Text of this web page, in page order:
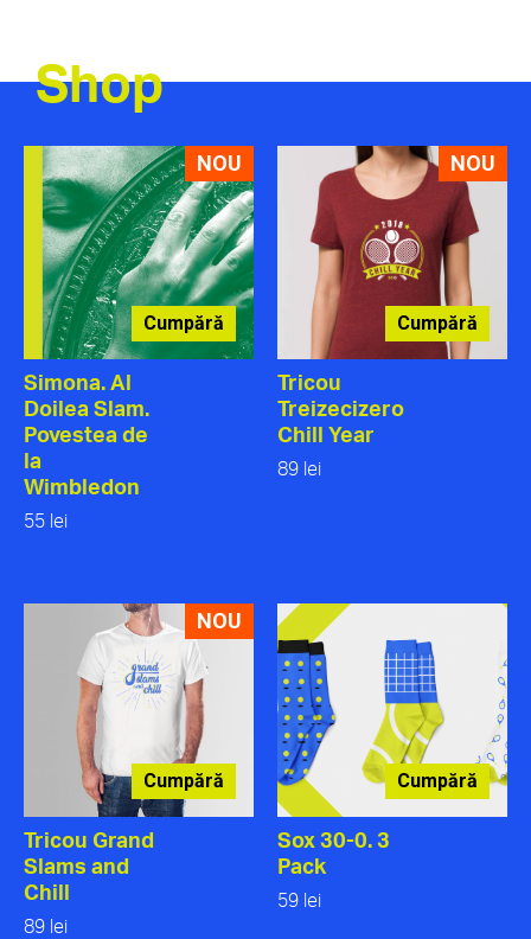
Shop
NOU
Cumpără
Simona. Al
Doilea Slam.
Povestea de
la
Wimbledon
55 lei
NOU
Cumpără
Tricou
Treizecizero
Chill Year
89 lei
NOU
Cumpără
Tricou Grand
Slams and
Chill
89 lei
Cumpără
Sox 30-0. 3
Pack
59 lei